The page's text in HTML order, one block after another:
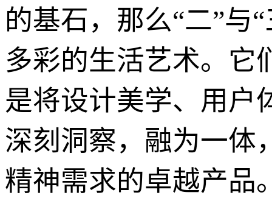
的基石，那么“二”与
多彩的生活艺术。它
是将设计美学、用户
深刻洞察，融为一体
精神需求的卓越产品